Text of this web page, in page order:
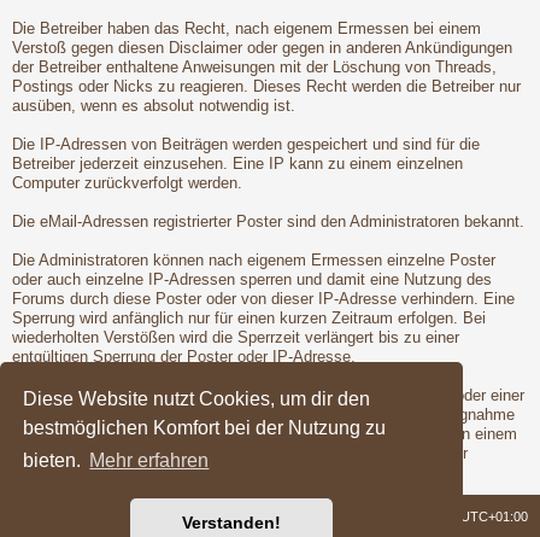
Diese Website nutzt Cookies, um dir den
bestmöglichen Komfort bei der Nutzung zu
bieten. Mehr erfahren
Verstanden!
Die Betreiber haben das Recht, nach eigenem Ermessen bei einem
Verstoß gegen diesen Disclaimer oder gegen in anderen Ankündigungen
der Betreiber enthaltene Anweisungen mit der Löschung von Threads,
Postings oder Nicks zu reagieren. Dieses Recht werden die Betreiber nur
ausüben, wenn es absolut notwendig ist.
Die IP-Adressen von Beiträgen werden gespeichert und sind für die
Betreiber jederzeit einzusehen. Eine IP kann zu einem einzelnen
Computer zurückverfolgt werden.
Die eMail-Adressen registrierter Poster sind den Administratoren bekannt.
Die Administratoren können nach eigenem Ermessen einzelne Poster
oder auch einzelne IP-Adressen sperren und damit eine Nutzung des
Forums durch diese Poster oder von dieser IP-Adresse verhindern. Eine
Sperrung wird anfänglich nur für einen kurzen Zeitraum erfolgen. Bei
wiederholten Verstößen wird die Sperrzeit verlängert bis zu einer
entgültigen Sperrung der Poster oder IP-Adresse.
Vor der Löschung eines Nicks oder der Sperrung eines Posters oder einer
IP-Adresse wird dem betroffenen Poster Gelegenheit zur Stellungnahme
gegeben. Dies ist jedoch nur dann möglich, wenn der Verstoß von einem
registrierten Poster begangen wird. Erst nach der Gelegenheit zur
Stellungnahme werden die Betreiber die Maßnahmen ergreifen.
UTC+01:00